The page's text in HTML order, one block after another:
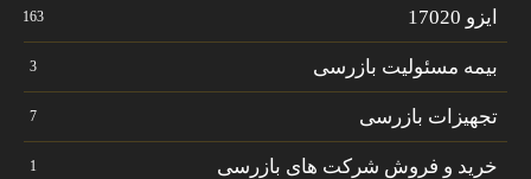
ایزو 17020 163
بیمه مسئولیت بازرسی 3
تجهیزات بازرسی 7
خرید و فروش شرکت های بازرسی 1